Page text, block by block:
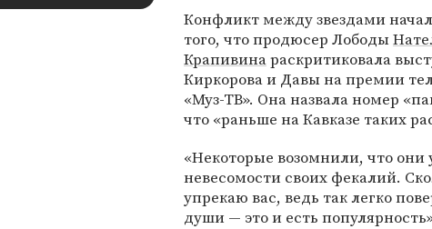
Конфликт между звездами
того, что продюсер Лободы
Крапивинараскритиковала
Киркорова и Давы на премии
«Муз-ТВ». Она назвала номер
что «раньше на Кавказе таких
«Некоторые возомнили, что
невесомости своих фекалий.
упрекаю вас, ведь так легко
души — это и есть